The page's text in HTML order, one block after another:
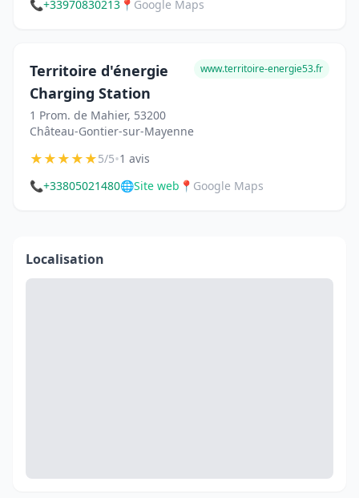
📞+33970830213 📍 Google Maps
Territoire d'énergie
Charging Station
1 Prom. de Mahier, 53200
Château-Gontier-sur-Mayenne
www.territoire-energie53.fr
★★★★★5/5•1 avis
📞+33805021480🌐Site web 📍 Google Maps
Localisation